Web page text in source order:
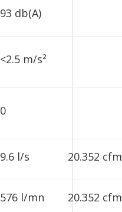
93 db(A)
<2.5 m/s²
0
9.6 l/s 20.352 cfm
576 l/mn 20.352 cfm